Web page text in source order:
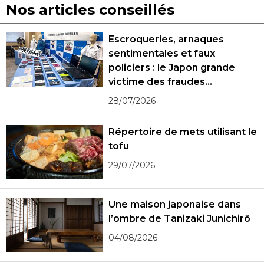
Nos articles conseillés
Escroqueries, arnaques
sentimentales et faux
policiers : le Japon grande
victime des fraudes
spécialisées
28/07/2026
Répertoire de mets utilisant le
tofu
29/07/2026
Une maison japonaise dans
l’ombre de Tanizaki Junichirô
04/08/2026